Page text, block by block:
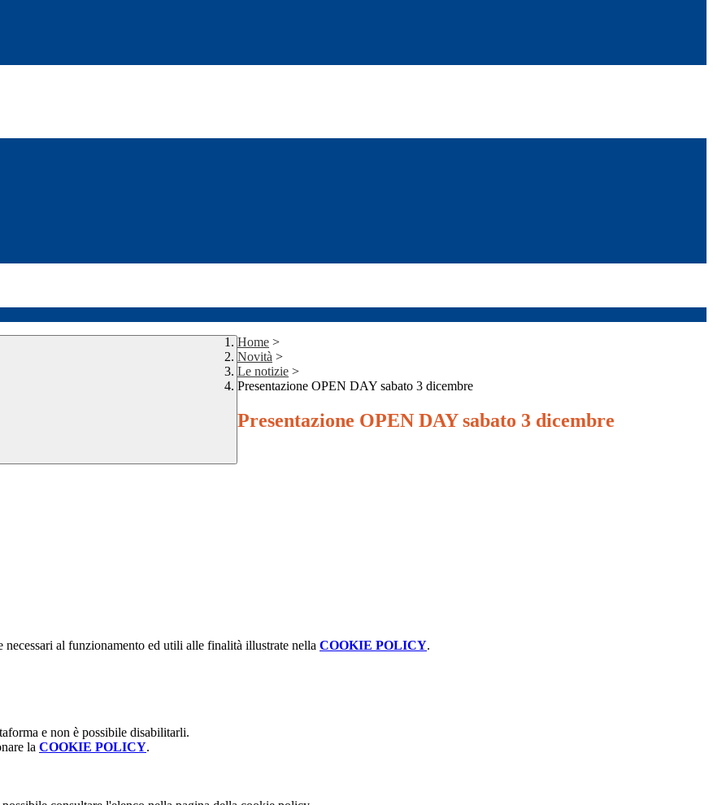
Home >
Novità >
Le notizie >
Presentazione OPEN DAY sabato 3 dicembre
Presentazione OPEN DAY sabato 3 dicembre
al funzionamento ed utili alle finalità illustrate nella COOKIE POLICY.
e non è possibile disabilitarli.
la COOKIE POLICY.